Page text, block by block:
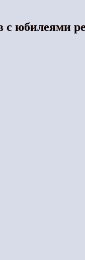
с юбилеями